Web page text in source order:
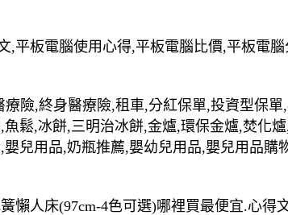
,平板電腦使用心得,平板電腦比價,平板電
險,終身醫療險,租車,分紅保單,投資型保
鬆,冰餅,三明治冰餅,金爐,環保金爐,焚化
兒用品,奶瓶推薦,嬰幼兒用品,嬰兒用品
懶人床(97cm-4色可選)哪裡買最便宜.心